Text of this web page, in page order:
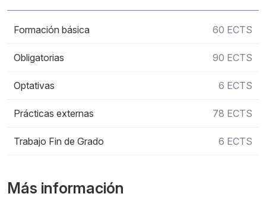
Formación básica 60 ECTS
Obligatorias 90 ECTS
Optativas 6 ECTS
Prácticas externas 78 ECTS
Trabajo Fin de Grado 6 ECTS
Más información